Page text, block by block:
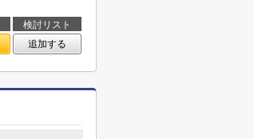
検討リスト
追加する